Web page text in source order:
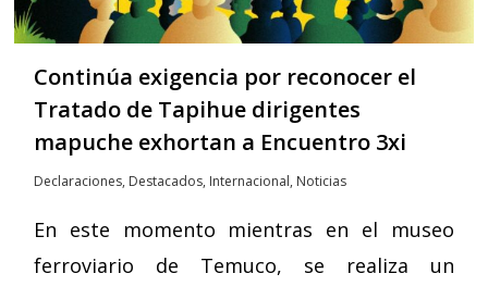
Continúa exigencia por reconocer el
Tratado de Tapihue dirigentes
mapuche exhortan a Encuentro 3xi
Declaraciones, Destacados, Internacional, Noticias
En este momento mientras en el museo
ferroviario de Temuco, se realiza un